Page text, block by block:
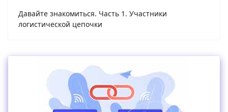
Давайте знакомиться. Часть 1. Участники
логистической цепочки